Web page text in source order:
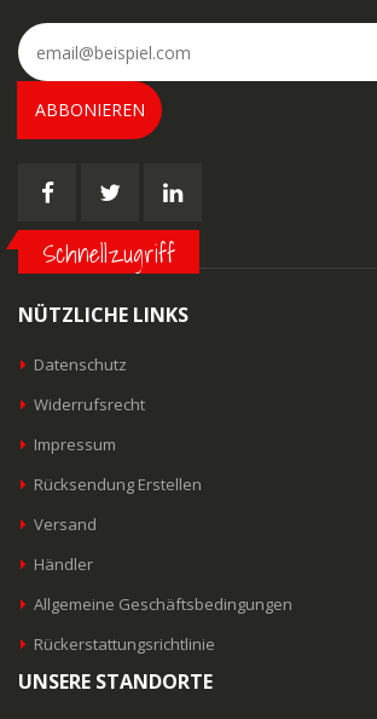
ABBONIEREN
Schnellzugriff
NÜTZLICHE LINKS
Datenschutz
Widerrufsrecht
Impressum
Rücksendung Erstellen
Versand
Händler
Allgemeine Geschäftsbedingungen
Rückerstattungsrichtlinie
UNSERE STANDORTE